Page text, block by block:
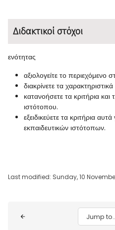
Διδακτικοί στόχοι
ενότητας
αξιολογείτε το περιεχόμενο
διακρίνετε τα
κατανοήσετε τα κριτήρια
ιστότοπου.
εξειδικεύετε τα κριτήρια
εκπαιδευτικών ιστότοπων.
Last modified: Sunday, 10
Jump to...